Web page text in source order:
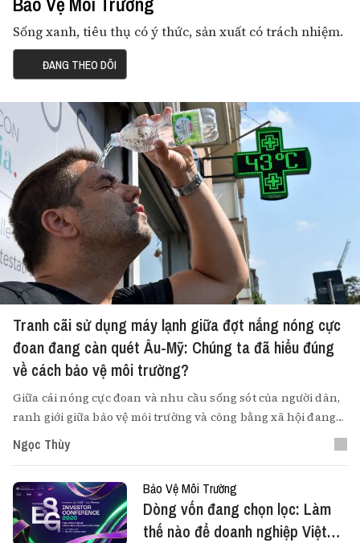
Tranh cãi sử dụng máy lạnh giữa đợt nắng nóng cực
đoan đang càn quét Âu-Mỹ: Chúng ta đã hiểu đúng
về cách bảo vệ môi trường?
Giữa cái nóng cực đoan và nhu cầu sống sót của người dân,
ranh giới giữa bảo vệ môi trường và công bằng xã hội đang
trở nên mong manh hơn bao giờ hết.
Ngọc Thùy
Bảo Vệ Môi Trường
Dòng vốn đang chọn lọc: Làm
thế nào để doanh nghiệp Việt
Sống xanh, tiêu thụ có ý thức, sản xuất có trách nhiệm.
ĐANG THEO DÕI